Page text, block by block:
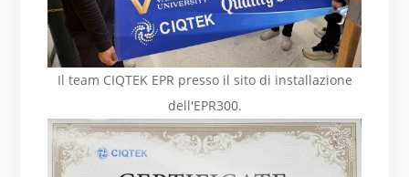
Il team CIQTEK EPR presso il sito di installazione
dell'EPR300.